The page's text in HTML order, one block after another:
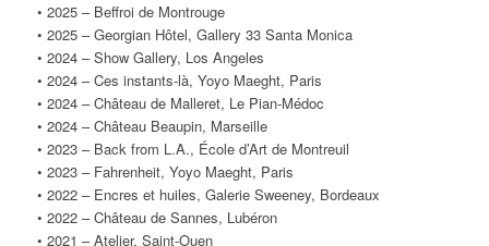
• 2025 – Beffroi de Montrouge
• 2025 – Georgian Hôtel, Gallery 33 Santa Monica
• 2024 – Show Gallery, Los Angeles
• 2024 – Ces instants-là, Yoyo Maeght, Paris
• 2024 – Château de Malleret, Le Pian-Médoc
• 2024 – Château Beaupin, Marseille
• 2023 – Back from L.A., École d’Art de Montreuil
• 2023 – Fahrenheit, Yoyo Maeght, Paris
• 2022 – Encres et huiles, Galerie Sweeney, Bordeaux
• 2022 – Château de Sannes, Lubéron
• 2021 – Atelier, Saint-Ouen